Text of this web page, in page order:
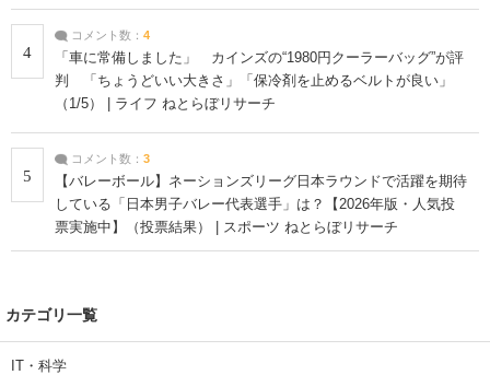
4
コメント数： 4
「車に常備しました」 カインズの“1980円クーラーバッグ”が評
判 「ちょうどいい大きさ」「保冷剤を止めるベルトが良い」
（1/5） | ライフ ねとらぼリサーチ
5
コメント数： 3
【バレーボール】ネーションズリーグ日本ラウンドで活躍を期待
している「日本男子バレー代表選手」は？【2026年版・人気投
票実施中】（投票結果） | スポーツ ねとらぼリサーチ
カテゴリ一覧
IT・科学